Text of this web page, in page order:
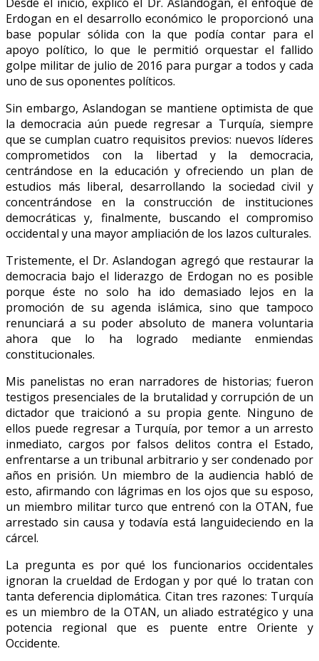
Erdogan en el desarrollo económico le proporcionó una
base popular sólida con la que podía contar para el
apoyo político, lo que le permitió orquestar el fallido
golpe militar de julio de 2016 para purgar a todos y cada
uno de sus oponentes políticos.
Sin embargo, Aslandogan se mantiene optimista de que
la democracia aún puede regresar a Turquía, siempre
que se cumplan cuatro requisitos previos: nuevos líderes
comprometidos con la libertad y la democracia,
centrándose en la educación y ofreciendo un plan de
estudios más liberal, desarrollando la sociedad civil y
concentrándose en la construcción de instituciones
democráticas y, finalmente, buscando el compromiso
occidental y una mayor ampliación de los lazos culturales.
Tristemente, el Dr. Aslandogan agregó que restaurar la
democracia bajo el liderazgo de Erdogan no es posible
porque éste no solo ha ido demasiado lejos en la
promoción de su agenda islámica, sino que tampoco
renunciará a su poder absoluto de manera voluntaria
ahora que lo ha logrado mediante enmiendas
constitucionales.
Mis panelistas no eran narradores de historias; fueron
testigos presenciales de la brutalidad y corrupción de un
dictador que traicionó a su propia gente. Ninguno de
ellos puede regresar a Turquía, por temor a un arresto
inmediato, cargos por falsos delitos contra el Estado,
enfrentarse a un tribunal arbitrario y ser condenado por
años en prisión. Un miembro de la audiencia habló de
esto, afirmando con lágrimas en los ojos que su esposo,
un miembro militar turco que entrenó con la OTAN, fue
arrestado sin causa y todavía está languideciendo en la
cárcel.
La pregunta es por qué los funcionarios occidentales
ignoran la crueldad de Erdogan y por qué lo tratan con
tanta deferencia diplomática. Citan tres razones: Turquía
es un miembro de la OTAN, un aliado estratégico y una
potencia regional que es puente entre Oriente y
Occidente.